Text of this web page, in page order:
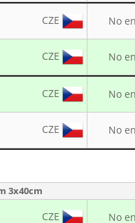
CZE No
CZE No
CZE No
CZE No
3x40cm
CZE No